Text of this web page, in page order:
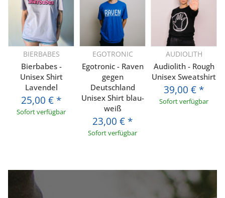
BIERBABES
Bierbabes -
Unisex Shirt
Lavendel
25,00 € *
Sofort verfügbar
EGOTRONIC
Egotronic - Raven
gegen
Deutschland
Unisex Shirt blau-
weiß
23,00 € *
Sofort verfügbar
AUDIOLITH
Audiolith - Rough
Unisex Sweatshirt
39,00 € *
Sofort verfügbar